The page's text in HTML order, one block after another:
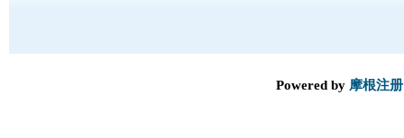
Powered by 摩根注册